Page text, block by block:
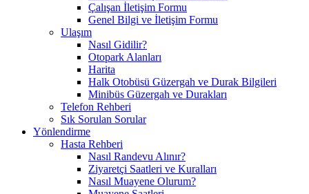
Çalışan İletişim Formu
Genel Bilgi ve İletişim Formu
Ulaşım
Nasıl Gidilir?
Otopark Alanları
Harita
Halk Otobüsü Güzergah ve Durak Bilgileri
Minibüs Güzergah ve Durakları
Telefon Rehberi
Sık Sorulan Sorular
Yönlendirme
Hasta Rehberi
Nasıl Randevu Alınır?
Ziyaretçi Saatleri ve Kuralları
Nasıl Muayene Olurum?